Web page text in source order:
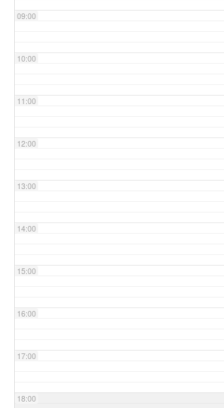
09:00
10:00
11:00
12:00
13:00
14:00
15:00
16:00
17:00
18:00